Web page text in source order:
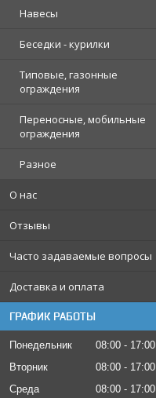
Навесы
Беседки - курилки
Типовые, газонные
ограждения
Переносные, мобильные
ограждения
Разное
О нас
Отзывы
Часто задаваемые вопросы
Доставка и оплата
ГРАФИК РАБОТЫ
Понедельник 08:00
17:00
Вторник
08:00
17:00
Среда
08:00
17:00